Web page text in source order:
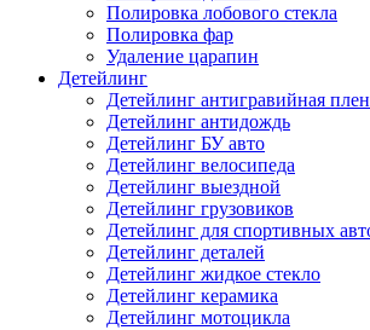
Полировка лобового стекла
Полировка фар
Удаление царапин
Детейлинг
Детейлинг антигравийная
Детейлинг антидождь
Детейлинг БУ авто
Детейлинг велосипеда
Детейлинг выездной
Детейлинг грузовиков
Детейлинг для спортивных
Детейлинг деталей
Детейлинг жидкое стекло
Детейлинг керамика
Детейлинг мотоцикла